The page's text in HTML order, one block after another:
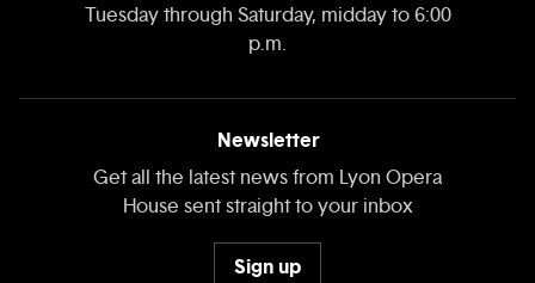
Tuesday through Saturday, midday to 6:00
p.m.
Newsletter
Get all the latest news from Lyon Opera
House sent straight to your inbox
Sign up